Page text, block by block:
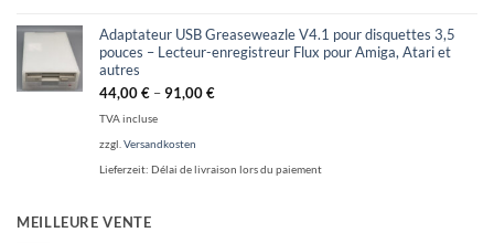
Adaptateur USB Greaseweazle V4.1 pour disquettes 3,5
pouces – Lecteur-enregistreur Flux pour Amiga, Atari et
autres
44,00€ –91,00€
TVA incluse
zzgl. Versandkosten
Lieferzeit: Délai de livraison lors du paiement
MEILLEURE VENTE